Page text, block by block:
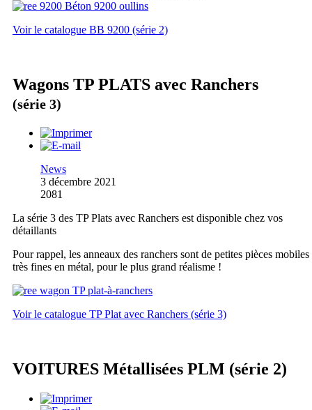
Voir le catalogue BB 9200 (série 2)
Wagons TP PLATS avec Ranchers
(série 3)
News
3 décembre 2021
2081
La série 3 des TP Plats avec Ranchers est disponible chez vos
détaillants
Pour rappel, les anneaux des ranchers sont de petites pièces mobiles
très fines en métal, pour le plus grand réalisme !
Voir le catalogue TP Plat avec Ranchers (série 3)
VOITURES Métallisées PLM (série 2)